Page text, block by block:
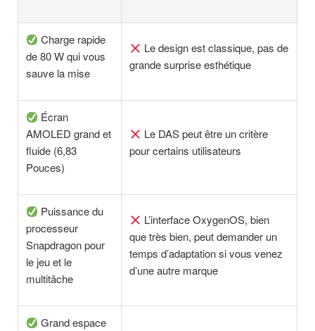
Charge rapide
de 80 W qui vous
sauve la mise
Le design est classique, pas de
grande surprise esthétique
Écran
AMOLED grand et
fluide (6,83
Pouces)
Le DAS peut être un critère
pour certains utilisateurs
Puissance du
processeur
Snapdragon pour
le jeu et le
multitâche
L’interface OxygenOS, bien
que très bien, peut demander un
temps d’adaptation si vous venez
d’une autre marque
Grand espace